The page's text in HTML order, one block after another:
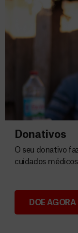
Donativos
Donativos
O seu donativo
cuidados
DOE AGORA